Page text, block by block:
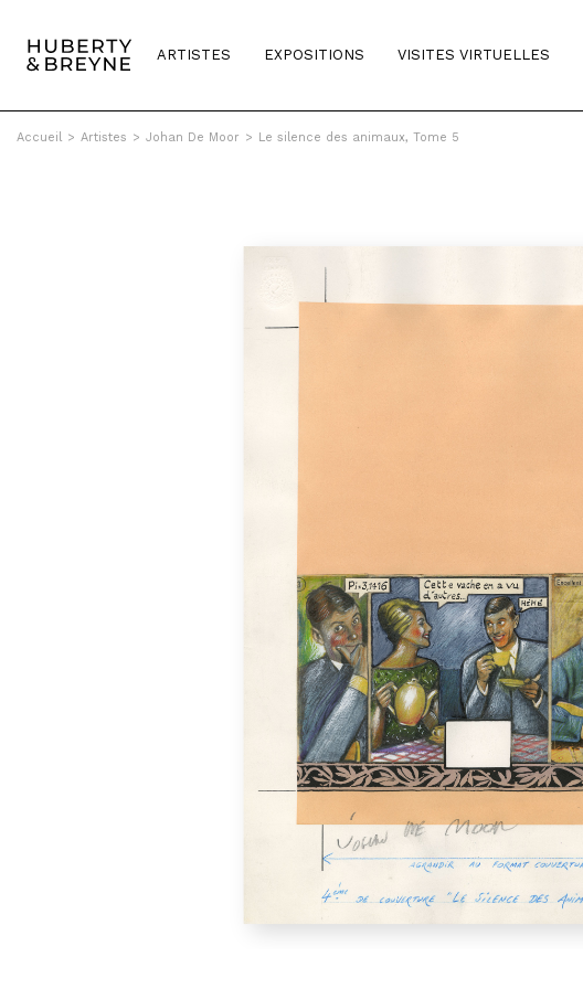
ARTISTES EXPOSITIONS VISITES VIRTUELLES
Accueil > Artistes > Johan De Moor > Le silence des animaux, Tome 5